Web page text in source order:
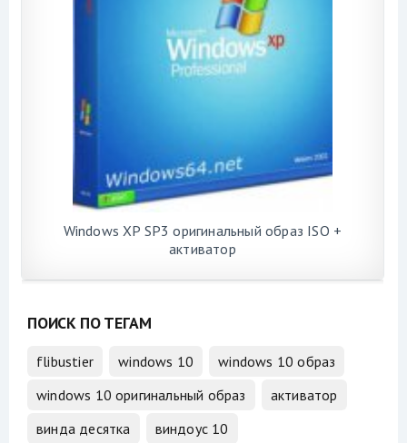
Windows XP SP3 оригинальный образ ISO +
активатор
ПОИСК ПО ТЕГАМ
flibustier windows 10
windows 10 образ
windows 10 оригинальный образ
активатор
винда десятка
виндоус 10